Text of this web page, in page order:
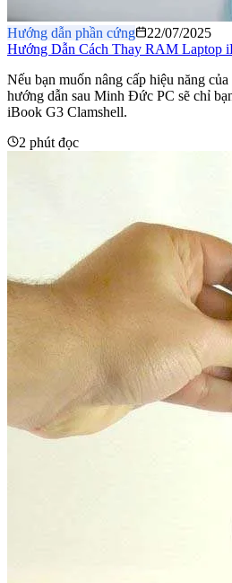
Hướng dẫn phần cứng
22/07/2025
Hướng Dẫn Cách Thay RAM Laptop
Nếu bạn muốn nâng cấp hiệu năng
hướng dẫn sau Minh Đức PC sẽ chỉ
iBook G3 Clamshell.
2 phút đọc